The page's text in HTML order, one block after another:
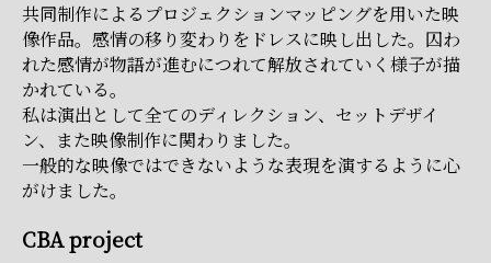
共同制作によるプロジェクションマッピングを用いた映
像作品。感情の移り変わりをドレスに映し出した。囚わ
れた感情が物語が進むにつれて解放されていく様子が描
かれている。
私は演出として全てのディレクション、セットデザイ
ン、また映像制作に関わりました。
一般的な映像ではできないような表現を演するように心
がけました。
CBA project